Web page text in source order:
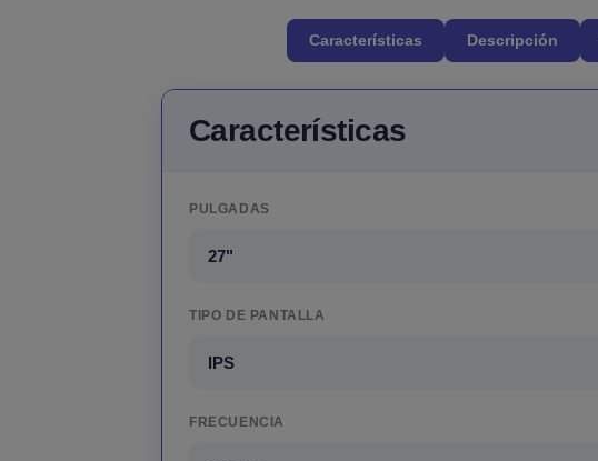
Características Descripción
Características
PULGADAS
27"
TIPO DE PANTALLA
IPS
FRECUENCIA